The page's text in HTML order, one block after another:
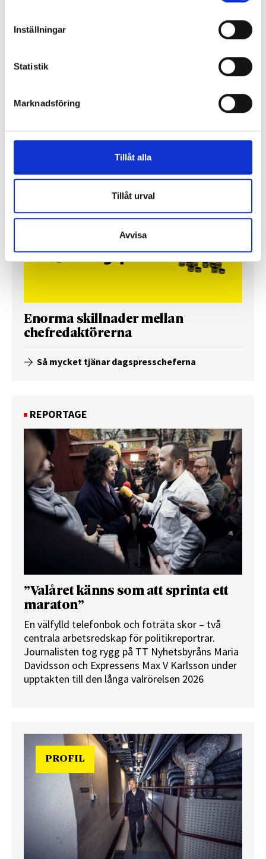
Inställningar
Statistik
Marknadsföring
Tillåt alla
Tillåt urval
Avvisa
Så mycket tjänar mediecheferna
Så mycket tjänar 260 mediechefer
Enorma skillnader mellan
chefredaktörerna
Så mycket tjänar dagspresscheferna
REPORTAGE
”Valåret känns som att sprinta ett
maraton”
En välfylld telefonbok och foträta skor – två
centrala arbetsredskap för politikreportrar.
Journalisten tog rygg på TT Nyhetsbyråns Maria
Davidsson och Expressens Max V Karlsson under
upptakten till den långa valrörelsen 2026
PROFIL